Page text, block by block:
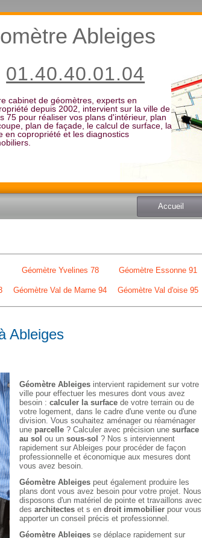
cabinet de géomètres, experts en
depuis 2002, intervient sur la ville de
75 pour réaliser vos plans d'intérieur, plan
plan de façade, le calcul de surface, la
en copropriété et les diagnostics
Ableiges
01.40.40.01.04
Accueil
Géomètre Yvelines 78 Géomètre Essonne 91
Géomètre Val de Marne 94 Géomètre Val d'oise 95
Ableiges
Géomètre Ableiges intervient rapidement sur votre
ville pour effectuer les mesures dont vous avez
besoin : calculer la surface de votre terrain ou de
votre logement, dans le cadre d'une vente ou d'une
division. Vous souhaitez aménager ou réaménager
une parcelle ? Calculer avec précision une surface
au sol ou un sous-sol ? Nos s interviennent
rapidement sur Ableiges pour procéder de façon
professionnelle et économique aux mesures dont
vous avez besoin.
Géomètre Ableiges peut également produire les
plans dont vous avez besoin pour votre projet. Nous
disposons d'un matériel de pointe et travaillons avec
des architectes et s en droit immobilier pour vous
apporter un conseil précis et professionnel.
Géomètre Ableiges se déplace rapidement sur